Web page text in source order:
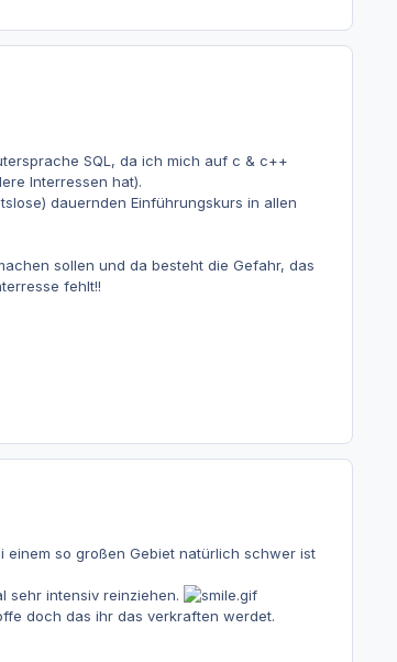
SQL, da ich mich auf c & c++
Interressen hat).
dauernden Einführungskurs in allen
sollen und da besteht die Gefahr, das
fehlt!!
so großen Gebiet natürlich schwer ist
sehr intensiv reinziehen.
doch das ihr das verkraften werdet.